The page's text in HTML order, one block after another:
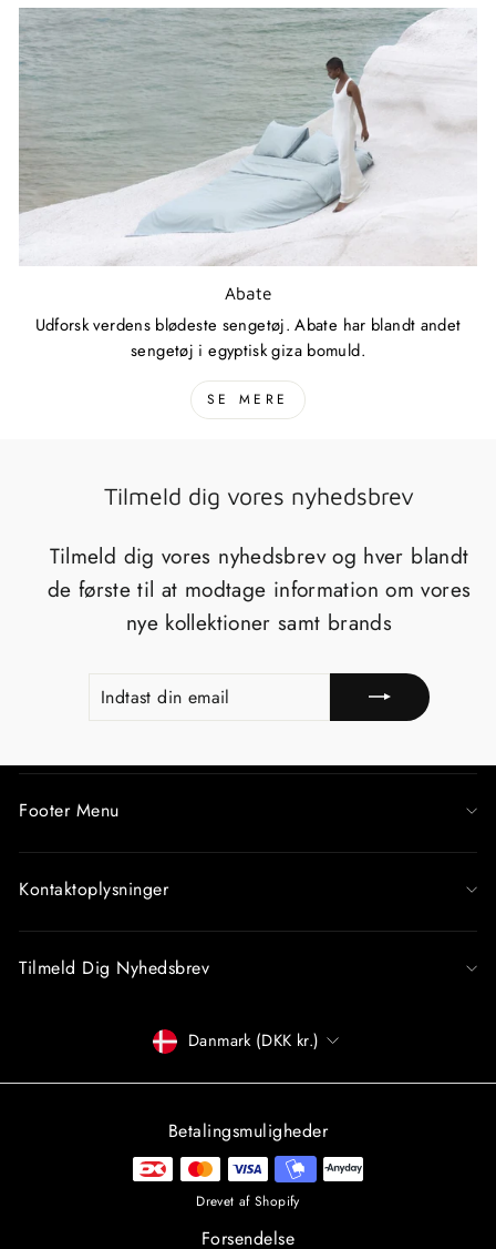
Abate
Udforsk verdens blødeste sengetøj. Abate har blandt andet
sengetøj i egyptisk giza bomuld.
SE MERE
Tilmeld dig vores nyhedsbrev
Tilmeld dig vores nyhedsbrev og hver blandt
de første til at modtage information om vores
nye kollektioner samt brands
EMAIL
Footer Menu
Kontaktoplysninger
Tilmeld Dig Nyhedsbrev
Betalingsmiddel
Danmark (DKK kr.)
Betalingsmuligheder
Drevet af Shopify
Forsendelse